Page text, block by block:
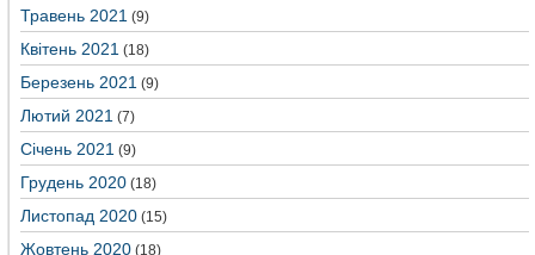
Травень 2021 (9)
Квітень 2021 (18)
Березень 2021 (9)
Лютий 2021 (7)
Січень 2021 (9)
Грудень 2020 (18)
Листопад 2020 (15)
Жовтень 2020 (18)